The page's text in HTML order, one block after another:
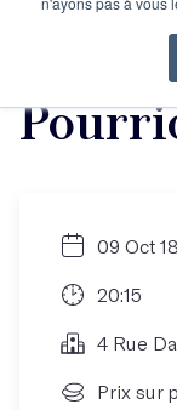
09 Oct 18
20:15
4 Rue
Prix sur